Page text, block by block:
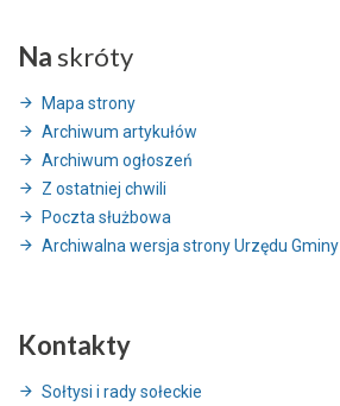
Na skróty
Mapa strony
Archiwum artykułów
Archiwum ogłoszeń
Z ostatniej chwili
Poczta służbowa
Archiwalna wersja strony Urzędu Gminy
Kontakty
Sołtysi i rady sołeckie